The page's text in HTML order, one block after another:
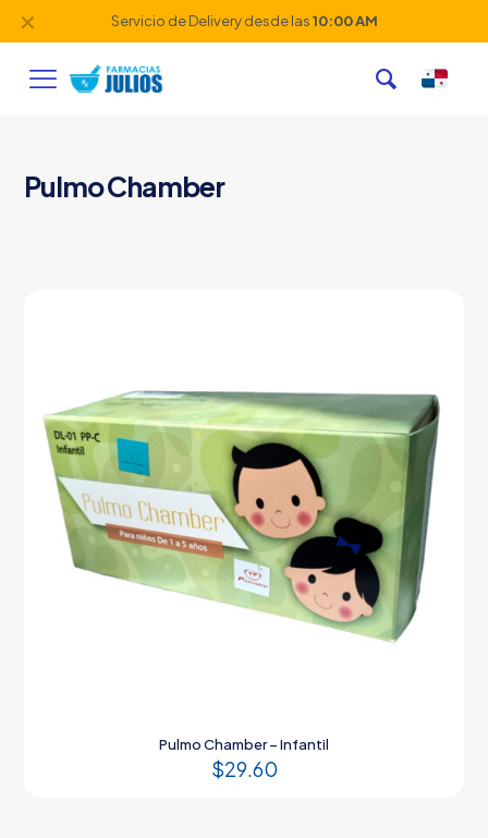
Servicio de Delivery desde las10:00 AM
✕
Pulmo Chamber
Pulmo Chamber – Infantil
$29.60